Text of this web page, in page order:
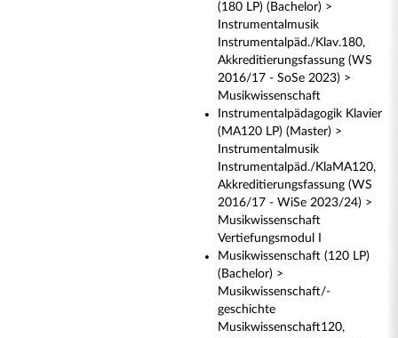
(180 LP) (Bachelor) >
Instrumentalmusik
Instrumentalpäd./Klav.180,
Akkreditierungsfassung (WS
2016/17 - SoSe 2023) >
Musikwissenschaft
Instrumentalpädagogik Klavier
(MA120 LP) (Master) >
Instrumentalmusik
Instrumentalpäd./KlaMA120,
Akkreditierungsfassung (WS
2016/17 - WiSe 2023/24) >
Musikwissenschaft
Vertiefungsmodul I
Musikwissenschaft (120 LP)
(Bachelor) >
Musikwissenschaft/-
geschichte
Musikwissenschaft120,